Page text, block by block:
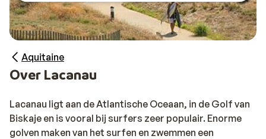
Aquitaine
Over Lacanau
Lacanau ligt aan de Atlantische Oceaan, in de Golf van
Biskaje en is vooral bij surfers zeer populair. Enorme
golven maken van het surfen en zwemmen een